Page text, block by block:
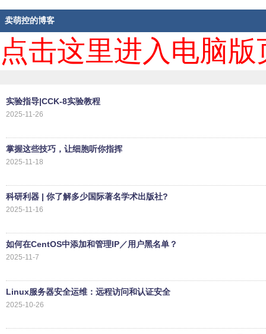
卖萌控的博客
点击这里进入电脑
实验指导|CCK-8实验教程
2025-11-26
掌握这些技巧，让细胞听你指挥
2025-11-18
科研利器 | 你了解多少国际著名学术出版社?
2025-11-16
如何在CentOS中添加和管理IP／用户黑名单？
2025-11-7
Linux服务器安全运维：远程访问和认证安全
2025-10-26